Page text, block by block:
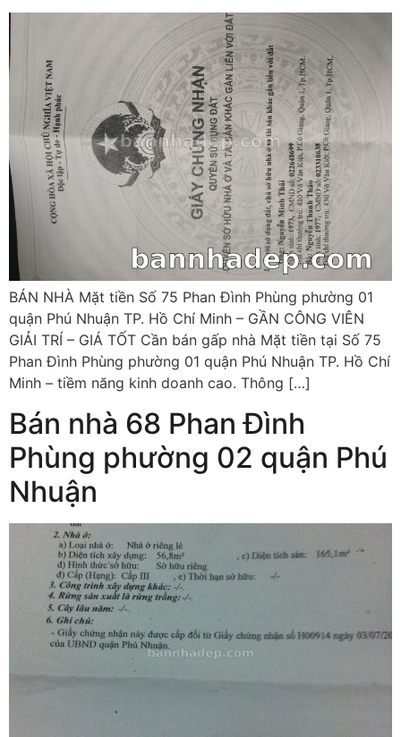
BÁN NHÀ Mặt tiền Số 75 Phan Đình Phùng phường 01
quận Phú Nhuận TP. Hồ Chí Minh – GẦN CÔNG VIÊN
GIẢI TRÍ – GIÁ TỐT Cần bán gấp nhà Mặt tiền tại Số 75
Phan Đình Phùng phường 01 quận Phú Nhuận TP. Hồ Chí
Minh – tiềm năng kinh doanh cao. Thông […]
Bán nhà 68 Phan Đình
Phùng phường 02 quận Phú
Nhuận